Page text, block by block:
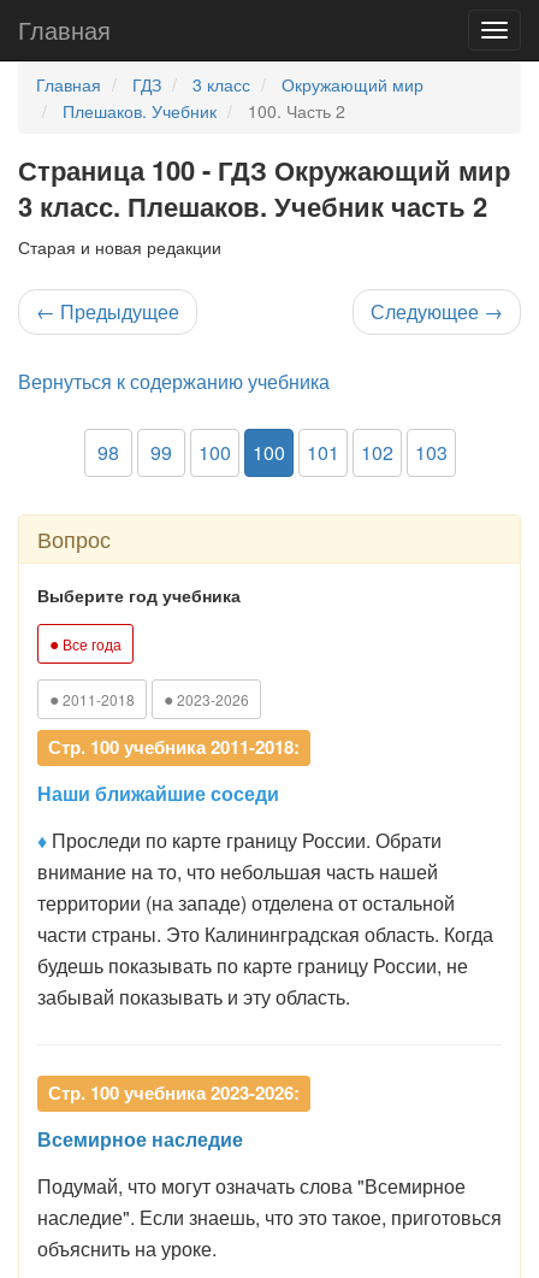
Главная
Главная ГДЗ 3 класс
Окружающий мир
Плешаков. Учебник
100. Часть 2
Страница 100 - ГДЗ Окружающий мир
3 класс. Плешаков. Учебник часть 2
Старая и новая редакции
← Предыдущее Следующее →
Вернуться к содержанию учебника
98 99 100 100 101 102 103
Вопрос
Выберите год учебника
● Все года
● 2011-2018 ● 2023-2026
Стр. 100 учебника 2011-2018:
Наши ближайшие соседи
♦ Проследи по карте границу России. Обрати
внимание на то, что небольшая часть нашей
территории (на западе) отделена от остальной
части страны. Это Калининградская область. Когда
будешь показывать по карте границу России, не
забывай показывать и эту область.
Стр. 100 учебника 2023-2026:
Всемирное наследие
Подумай, что могут означать слова "Всемирное
наследие". Если знаешь, что это такое, приготовься
объяснить на уроке.